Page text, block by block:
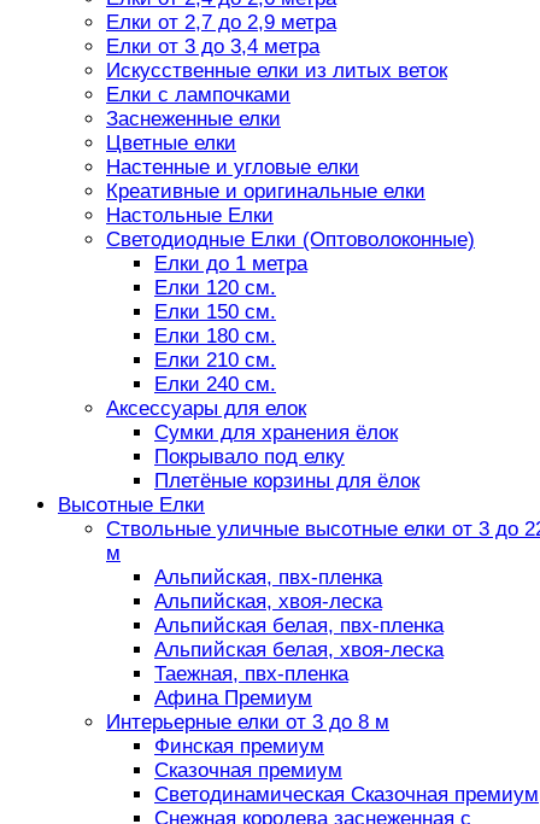
Елки от 2,7 до 2,9 метра
Елки от 3 до 3,4 метра
Искусственные елки из литых веток
Елки с лампочками
Заснеженные елки
Цветные елки
Настенные и угловые елки
Креативные и оригинальные елки
Настольные Елки
Светодиодные Елки (Оптоволоконные)
Елки до 1 метра
Елки 120 см.
Елки 150 см.
Елки 180 см.
Елки 210 см.
Елки 240 см.
Аксессуары для елок
Сумки для хранения ёлок
Покрывало под елку
Плетёные корзины для ёлок
Высотные Елки
Ствольные уличные высотные елки от 3 до
м
Альпийская, пвх-пленка
Альпийская, хвоя-леска
Альпийская белая, пвх-пленка
Альпийская белая, хвоя-леска
Таежная, пвх-пленка
Афина Премиум
Интерьерные елки от 3 до 8 м
Финская премиум
Сказочная премиум
Светодинамическая Сказочная премиум
Снежная королева заснеженная с